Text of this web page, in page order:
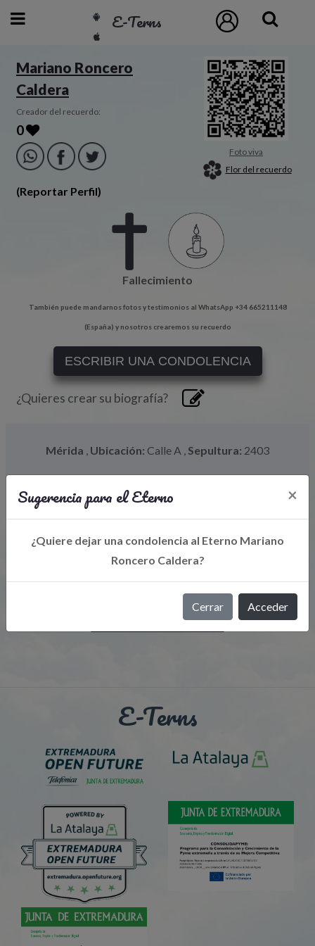
E-Terns
ESP
ENG
POR
Inicio
Mariano Roncero
Caldera
Creador del recuerdo:
0
(Reportar Perfil)
Foto viva
Flor del recuerdo
Fallecimiento
También puede mandarnos fotos y testimonios al WhatsApp +34 665211148
(España) y nosotros crearemos su recuerdo
ESCRIBIR UNA CONDOLENCIA
¿Quieres crear su biografía?
Mérida , Ubicación: Calle A , Sepultura: 2403
Libro de Eterno
Sugerencia para el Eterno ×
¿Quiere dejar una condolencia al Eterno Mariano
Roncero Caldera?
Cerrar Acceder
E-Terns